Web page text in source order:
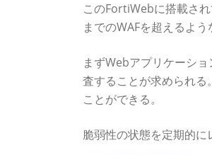
このFortiWebに搭載さ
までのWAFを超えるよう
まずWebアプリケーシ
査することが求められ
ことができる。
脆弱性の状態を定期的に